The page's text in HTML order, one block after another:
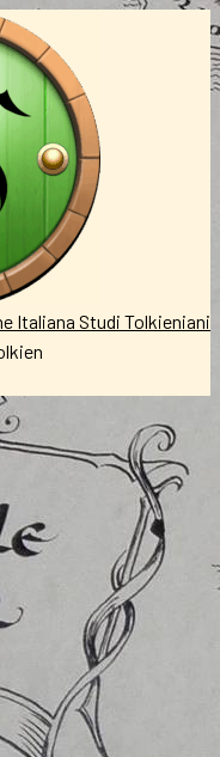
Italiana Studi Tolkieniani